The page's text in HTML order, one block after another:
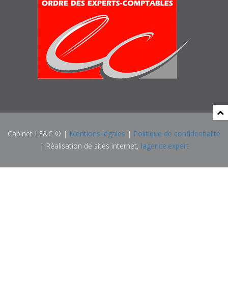
Cabinet LE&C © | Mentions légales | Politique de confidentialité
| Réalisation de sites internet, lagence.expert